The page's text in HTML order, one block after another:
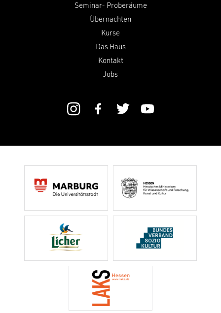
Seminar- Proberäume
Übernachten
Kurse
Das Haus
Kontakt
Jobs